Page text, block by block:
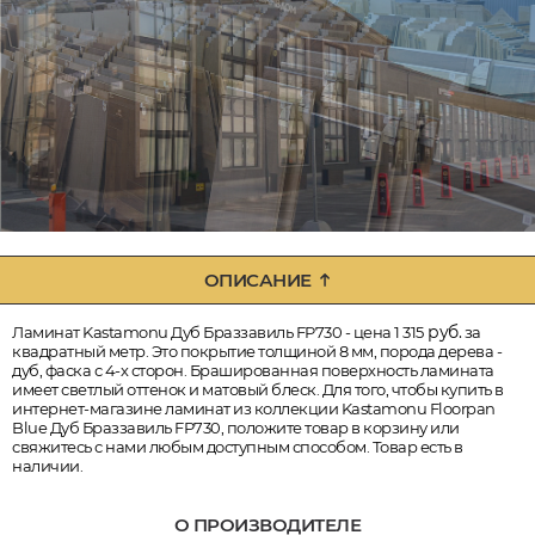
ОПИСАНИЕ
Ламинат Kastamonu Дуб Браззавиль FP730 - цена 1 315руб.за
квадратный метр. Это покрытие толщиной 8 мм, порода дерева -
дуб, фаска с 4-х сторон. Брашированная поверхность ламината
имеет светлый оттенок и матовый блеск. Для того, чтобы купить в
интернет-магазине ламинат из коллекции Kastamonu Floorpan
Blue Дуб Браззавиль FP730, положите товар в корзину или
свяжитесь с нами любым доступным способом. Товар есть в
наличии.
О ПРОИЗВОДИТЕЛЕ